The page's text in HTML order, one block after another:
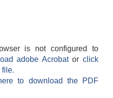
is not configured to
adobe Acrobatorclick
file.
to download the PDF